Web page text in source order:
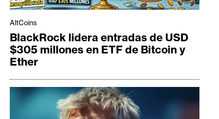
AltCoins
BlackRock lidera entradas de USD
$305 millones en ETF de Bitcoin y
Ether